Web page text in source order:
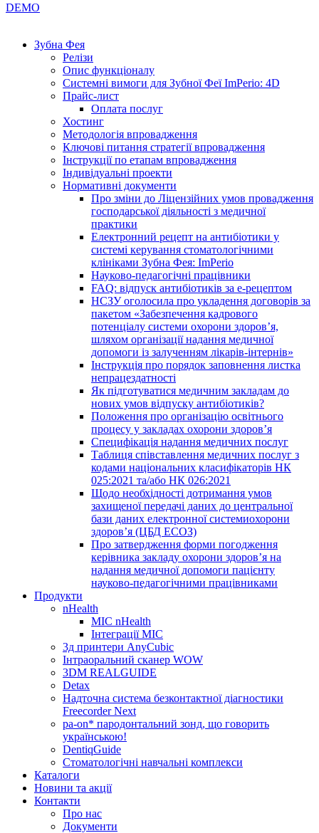
DEMO
Зубна Фея
Релізи
Опис функціоналу
Системні вимоги для Зубної Феї ImPerio: 4D
Прайс-лист
Оплата послуг
Хостинг
Методологія впровадження
Ключові питання стратегії впровадження
Інструкції по етапам впровадження
Індивідуальні проекти
Нормативні документи
Про зміни до Ліцензійних умов провадження
господарської діяльності з медичної
практики
Електронний рецепт на антибіотики у
системі керування стоматологічними
клініками Зубна Фея: ImPerio
Науково-педагогічні працівники
FAQ: відпуск антибіотиків за е-рецептом
НСЗУ оголосила про укладення договорів за
пакетом «Забезпечення кадрового
потенціалу системи охорони здоров’я,
шляхом організації надання медичної
допомоги із залученням лікарів-інтернів»
Інструкція про порядок заповнення листка
непрацездатності
Як підготуватися медичним закладам до
нових умов відпуску антибіотиків?
Положення про організацію освітнього
процесу у закладах охорони здоров’я
Специфікація надання медичних послуг
Таблиця співставлення медичних послуг з
кодами національних класифікаторів НК
025:2021 та/або НК 026:2021
Щодо необхідності дотримання умов
захищеної передачі даних до центральної
бази даних електронної системиохорони
здоров’я (ЦБД ЕСОЗ)
Про затвердження форми погодження
керівника закладу охорони здоров’я на
надання медичної допомоги пацієнту
науково-педагогічними працівниками
Продукти
nHealth
МІС nHealth
Інтеграції МІС
3д принтери AnyCubic
Інтраоральний сканер WOW
3DM REALGUIDE
Detax
Надточна система безконтактної діагностики
Freecorder Next
pa-on* пародонтальний зонд, що говорить
українською!
DentiqGuide
Стоматологічні навчальні комплекси
Каталоги
Новини та акції
Контакти
Про нас
Документи